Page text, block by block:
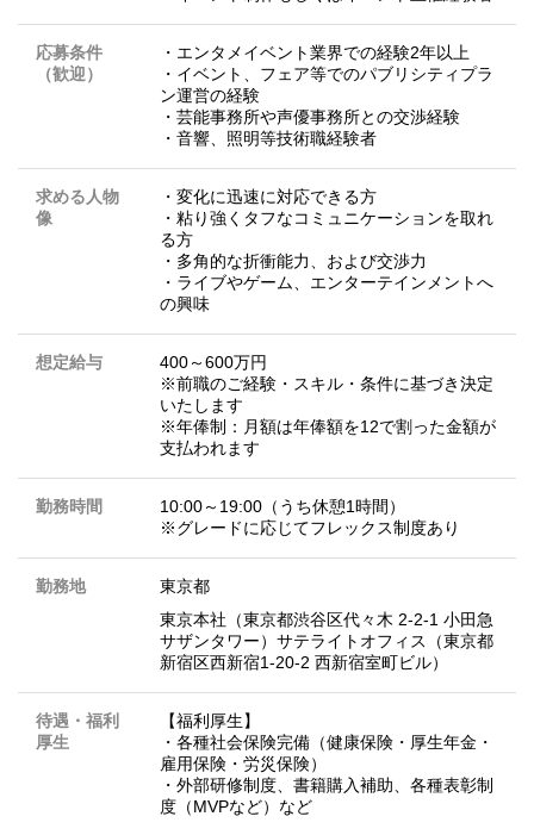
応募条件
（歓迎）
・エンタメイベント業界での経験2年以上
・イベント、フェア等でのパブリシティプラ
ン運営の経験
・芸能事務所や声優事務所との交渉経験
・音響、照明等技術職経験者
求める人物
像
・変化に迅速に対応できる方
・粘り強くタフなコミュニケーションを取れ
る方
・多角的な折衝能力、および交渉力
・ライブやゲーム、エンターテインメントへ
の興味
想定給与
400～600万円
※前職のご経験・スキル・条件に基づき決定
いたします
※年俸制：月額は年俸額を12で割った金額が
支払われます
勤務時間
10:00～19:00（うち休憩1時間）
※グレードに応じてフレックス制度あり
勤務地
東京都
東京本社（東京都渋谷区代々木 2-2-1 小田急
サザンタワー）サテライトオフィス（東京都
新宿区西新宿1-20-2 西新宿室町ビル）
待遇・福利
厚生
【福利厚生】
・各種社会保険完備（健康保険・厚生年金・
雇用保険・労災保険）
・外部研修制度、書籍購入補助、各種表彰制
度（MVPなど）など